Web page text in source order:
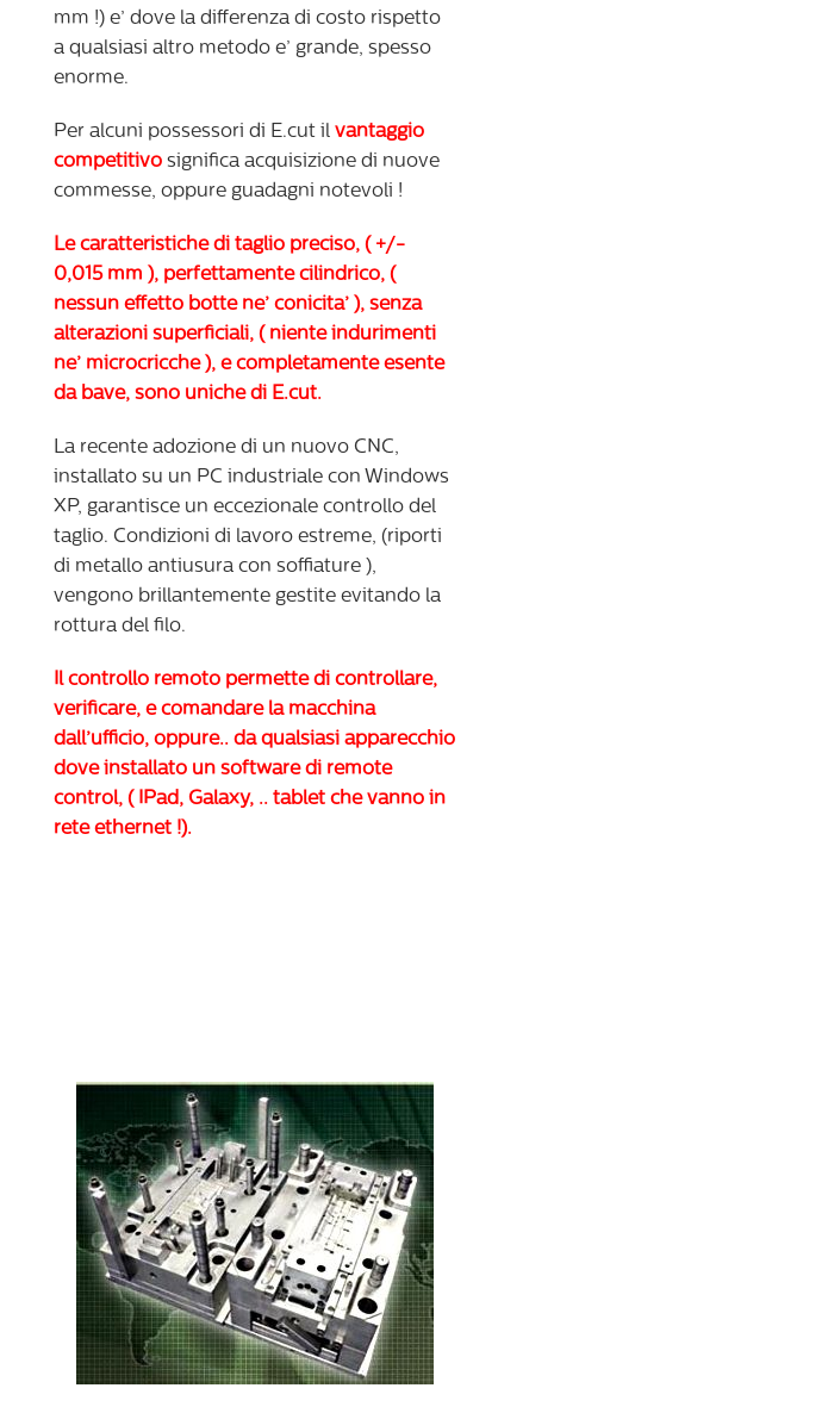
mm !) e’ dove la differenza di costo rispetto
a qualsiasi altro metodo e’ grande, spesso
enorme.
Per alcuni possessori di E.cut il vantaggio
competitivosignifica acquisizione di nuove
commesse, oppure guadagni notevoli !
Le caratteristiche di taglio preciso, ( +/-
0,015 mm ), perfettamente cilindrico, (
nessun effetto botte ne’ conicita’ ), senza
alterazioni superficiali, ( niente indurimenti
ne’ microcricche ), e completamente esente
da bave, sono uniche di E.cut.
La recente adozione di un nuovo CNC,
installato su un PC industriale con Windows
XP, garantisce un eccezionale controllo del
taglio. Condizioni di lavoro estreme, (riporti
di metallo antiusura con soffiature ),
vengono brillantemente gestite evitando la
rottura del filo.
Il controllo remoto permette di controllare,
verificare, e comandare la macchina
dall’ufficio, oppure.. da qualsiasi apparecchio
dove installato un software di remote
control, ( IPad, Galaxy, .. tablet che vanno in
rete ethernet !).